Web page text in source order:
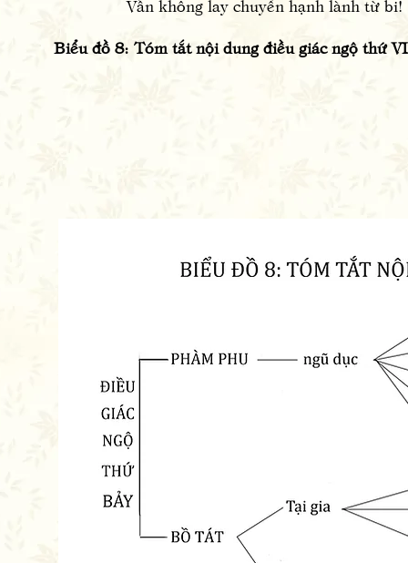
Vẫn không lay chuyển hạnh lành từ bi!
Biểu đồ 8: Tóm tắt nội dung điều giác ngộ thứ